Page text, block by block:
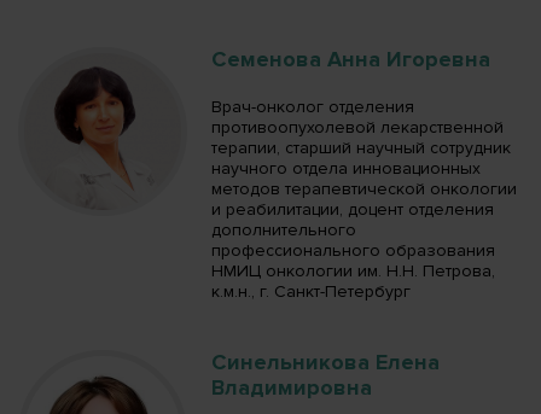
Семенова Анна Игоревна
Врач-онколог отделения
противоопухолевой лекарственной
терапии, старший научный сотрудник
научного отдела инновационных
методов терапевтической онкологии
и реабилитации, доцент отделения
дополнительного
профессионального образования
НМИЦ онкологии им. Н.Н. Петрова,
к.м.н., г. Санкт-Петербург
Синельникова Елена
Владимировна